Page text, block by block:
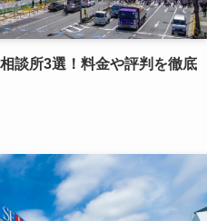
談所3選！料金や評判を徹底